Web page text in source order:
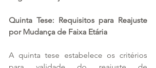
Quinta Tese: Requisitos para Reajuste
por Mudança de Faixa Etária
A quinta tese estabelece os critérios